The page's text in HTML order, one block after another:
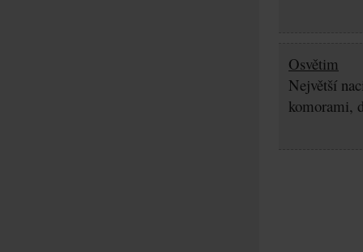
Osvětim
Největší
komorami,